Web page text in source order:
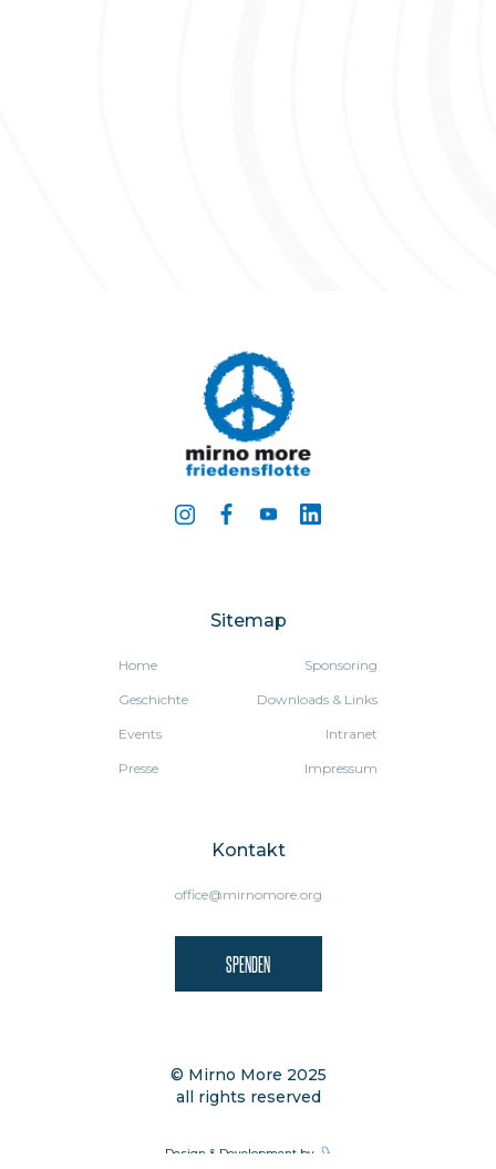
Sitemap
Home Sponsoring
Geschichte Downloads & Links
Events Intranet
Presse Impressum
Kontakt
office@mirnomore.org
SPENDEN
© Mirno More 2025
all rights reserved
Design & Development by